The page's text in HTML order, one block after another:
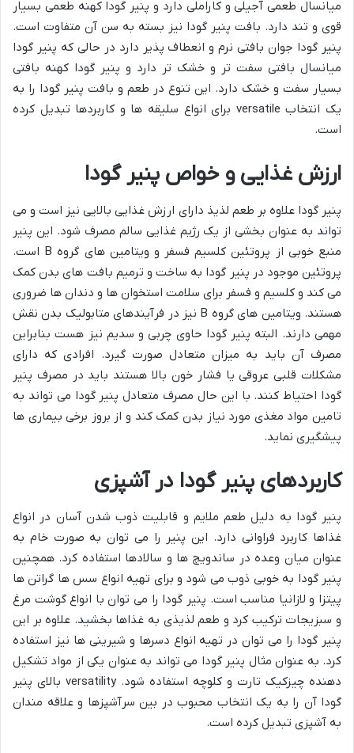
میانسال طعمی آجیلی و کاراملی دارد و پنیر گودا کهنه طعمی بسیار
قوی و تند دارد. بافت پنیر گودا نیز بسته به سن آن متفاوت است.
پنیر گودا جوان بافتی نرم و انعطاف پذیر دارد در حالی که پنیر گودا
میانسال بافتی سفت تر و خشک تر دارد و پنیر گودا کهنه بافتی
بسیار سفت و خشک دارد. این تنوع در طعم و بافت پنیر گودا را به
یک انتخاب versatile برای انواع سلیقه ها و کاربردها تبدیل کرده
است.
ارزش غذایی و خواص پنیر گودا
پنیر گودا علاوه بر طعم لذیذ دارای ارزش غذایی بالایی نیز است و می
تواند به عنوان بخشی از یک رژیم غذایی سالم مصرف شود. این پنیر
منبع خوبی از پروتئین کلسیم فسفر و ویتامین های گروه B است.
پروتئین موجود در پنیر گودا به ساخت و ترمیم بافت های بدن کمک
می کند و کلسیم و فسفر برای سلامت استخوان ها و دندان ها ضروری
هستند. ویتامین های گروه B نیز در فرآیندهای متابولیک بدن نقش
مهمی دارند. البته پنیر گودا حاوی چربی و سدیم نیز هست بنابراین
مصرف آن باید به میزان متعادل صورت گیرد. افرادی که دارای
مشکلات قلبی عروقی یا فشار خون بالا هستند باید در مصرف پنیر
گودا احتیاط کنند. با این حال مصرف متعادل پنیر گودا می تواند به
تامین مواد مغذی مورد نیاز بدن کمک کند و از بروز برخی بیماری ها
پیشگیری نماید.
کاربردهای پنیر گودا در آشپزی
پنیر گودا به دلیل طعم ملایم و قابلیت ذوب شدن آسان در انواع
غذاها کاربرد فراوانی دارد. این پنیر را می توان به صورت خام به
عنوان میان وعده در ساندویچ ها و سالادها استفاده کرد. همچنین
پنیر گودا به خوبی ذوب می شود و برای تهیه انواع سس ها گراتن ها
پیتزا و لازانیا مناسب است. پنیر گودا را می توان با انواع گوشت مرغ
و سبزیجات ترکیب کرد و طعم لذیذی به غذاها بخشید. علاوه بر این
پنیر گودا را می توان در تهیه انواع دسرها و شیرینی ها نیز استفاده
کرد. به عنوان مثال پنیر گودا می تواند به عنوان یکی از مواد تشکیل
دهنده چیزکیک تارت و کلوچه استفاده شود. versatility بالای پنیر
گودا آن را به یک انتخاب محبوب در بین سرآشپزها و علاقه مندان
به آشپزی تبدیل کرده است.